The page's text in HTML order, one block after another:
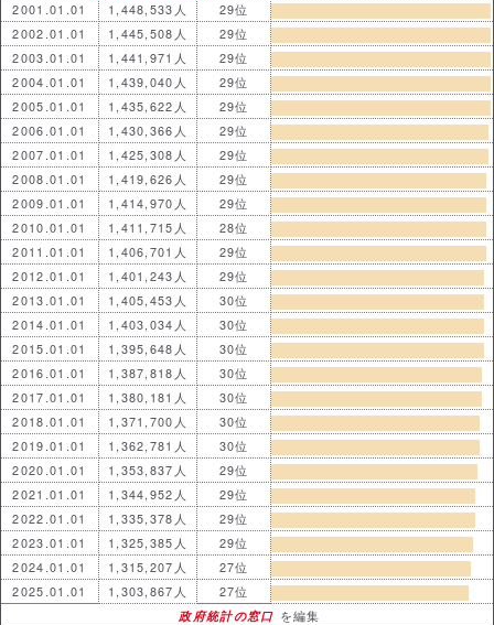
2001.01.01
1,448,533人
29位
2002.01.01
1,445,508人
29位
2003.01.01
1,441,971人
29位
2004.01.01
1,439,040人
29位
2005.01.01
1,435,622人
29位
2006.01.01
1,430,366人
29位
2007.01.01
1,425,308人
29位
2008.01.01
1,419,626人
29位
2009.01.01
1,414,970人
29位
2010.01.01
1,411,715人
28位
2011.01.01
1,406,701人
29位
2012.01.01
1,401,243人
29位
2013.01.01
1,405,453人
30位
2014.01.01
1,403,034人
30位
2015.01.01
1,395,648人
30位
2016.01.01
1,387,818人
30位
2017.01.01
1,380,181人
30位
2018.01.01
1,371,700人
30位
2019.01.01
1,362,781人
30位
2020.01.01
1,353,837人
29位
2021.01.01
1,344,952人
29位
2022.01.01
1,335,378人
29位
2023.01.01
1,325,385人
29位
2024.01.01
1,315,207人
27位
2025.01.01
1,303,867人
27位
政府統計の窓口 を編集